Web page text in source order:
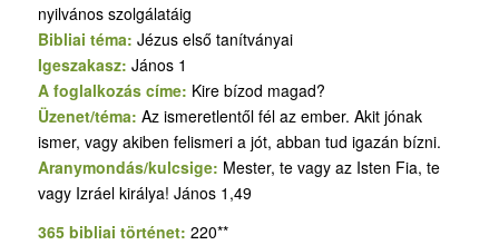
nyilvános szolgálatáig
Bibliai téma: Jézus első tanítványai
Igeszakasz: János 1
A foglalkozás címe: Kire bízod magad?
Üzenet/téma: Az ismeretlentől fél az ember. Akit jónak
ismer, vagy akiben felismeri a jót, abban tud igazán bízni.
Aranymondás/kulcsige: Mester, te vagy az Isten Fia, te
vagy Izráel királya! János 1,49
365 bibliai történet: 220**